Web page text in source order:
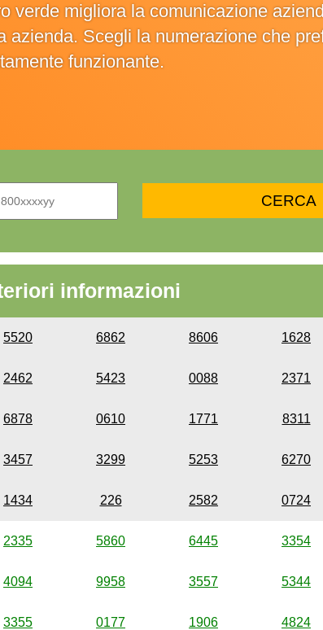
verde migliora la comunicazione
Scegli la numerazione che
funzionante.
informazioni
5520 6862 8606 1628
2462 5423 0088 2371
6878 0610 1771 8311
3457 3299 5253 6270
1434 226 2582 0724
2335 5860 6445 3354
4094 9958 3557 5344
3355 0177 1906 4824